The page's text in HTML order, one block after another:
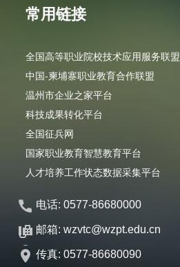
常用链接
全国高等职业院校技术应用服务联盟
中国-柬埔寨职业教育合作联盟
温州市企业之家平台
科技成果转化平台
全国征兵网
国家职业教育智慧教育平台
人才培养工作状态数据采集平台
电话: 0577-86680000
邮箱: wzvtc@wzpt.edu.cn
传真: 0577-86680090